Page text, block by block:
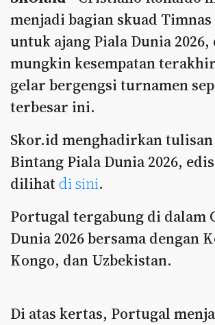
menjadi bagian skuad
untuk ajang Piala Dunia
mungkin kesempatan
gelar bergengsi turnamen
terbesar ini.
Skor.id menghadirkan
Bintang Piala Dunia 2026,
dilihat di sini.
Portugal tergabung di dalam
Dunia 2026 bersama dengan
Kongo, dan Uzbekistan.
Di atas kertas, Portugal